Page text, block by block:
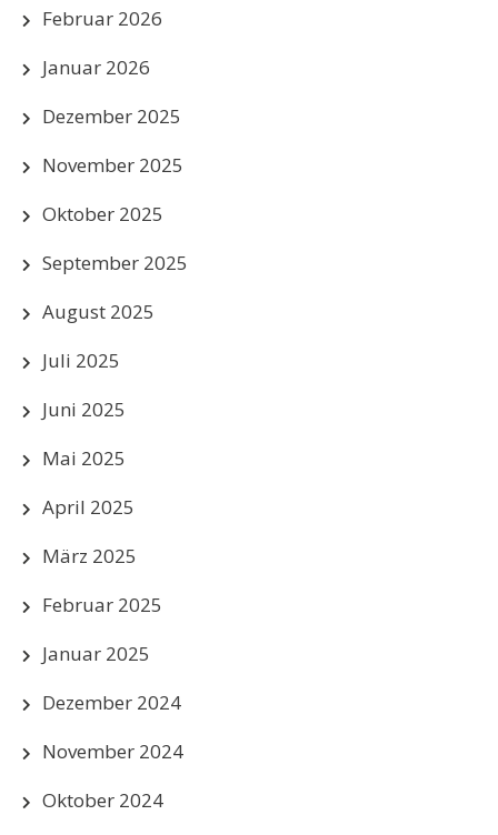
Februar 2026
Januar 2026
Dezember 2025
November 2025
Oktober 2025
September 2025
August 2025
Juli 2025
Juni 2025
Mai 2025
April 2025
März 2025
Februar 2025
Januar 2025
Dezember 2024
November 2024
Oktober 2024